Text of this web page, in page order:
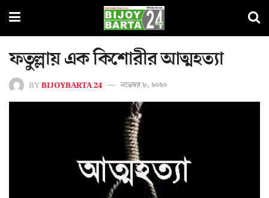
ফতুল্লায় এক কিশোরীর আত্মহত্যা
BYBIJOYBARTA 24 নভেম্বর ৮, ২০২০